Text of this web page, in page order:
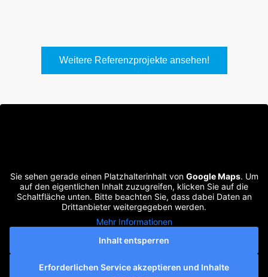
Weitere Referenzprojekte ansehen!
Sie sehen gerade einen Platzhalterinhalt von Google Maps. Um
auf den eigentlichen Inhalt zuzugreifen, klicken Sie auf die
Schaltfläche unten. Bitte beachten Sie, dass dabei Daten an
Drittanbieter weitergegeben werden.
Mehr Informationen
Inhalt entsperren
Erforderlichen Service akzeptieren und Inhalte